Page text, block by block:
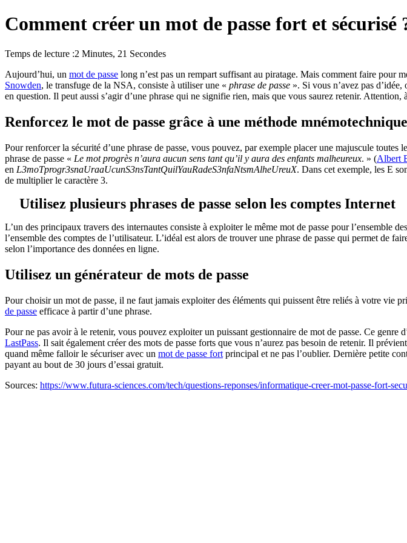
Comment créer un mot de passe fort et sécurisé
Temps de lecture :2 Minutes, 21 Secondes
Aujourd’hui, un mot de passe long n’est pas un rempart suffisant au piratage. Mais comment faire pour
Snowden, le transfuge de la NSA, consiste à utiliser une « phrase de passe ». Si vous n’avez pas
en question. Il peut aussi s’agir d’une phrase qui ne signifie rien, mais que vous saurez retenir.
Renforcez le mot de passe grâce à une méthode mnémotechnique
Pour renforcer la sécurité d’une phrase de passe, vous pouvez, par exemple placer une majuscule
phrase de passe « Le mot progrès n’aura aucun sens tant qu’il y aura des enfants malheureux. » (Albert
en L3moTprogr3snaUraaUcunS3nsTantQuilYauRadeS3nfaNtsmAlheUreuX. Dans cet exemple, les E
de multiplier le caractère 3.
Utilisez plusieurs phrases de passe selon les comptes Internet
L’un des principaux travers des internautes consiste à exploiter le même mot de passe pour l’ensemble
l’ensemble des comptes de l’utilisateur. L’idéal est alors de trouver une phrase de passe qui permet de
selon l’importance des données en ligne.
Utilisez un générateur de mots de passe
Pour choisir un mot de passe, il ne faut jamais exploiter des éléments qui puissent être reliés à votre vie
de passe efficace à partir d’une phrase.
Pour ne pas avoir à le retenir, vous pouvez exploiter un puissant gestionnaire de mot de passe. Ce genre
LastPass. Il sait également créer des mots de passe forts que vous n’aurez pas besoin de retenir. Il
quand même falloir le sécuriser avec un mot de passe fort principal et ne pas l’oublier. Dernière petite
payant au bout de 30 jours d’essai gratuit.
Sources: https://www.futura-sciences.com/tech/questions-reponses/informatique-creer-mot-passe-fort-